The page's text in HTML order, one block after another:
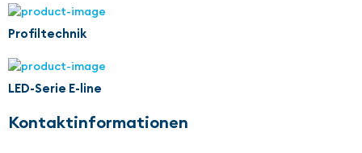
Profiltechnik
LED-Serie E-line
Kontaktinformationen